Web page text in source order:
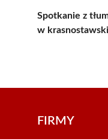
Spotkanie z
w
FIRMY